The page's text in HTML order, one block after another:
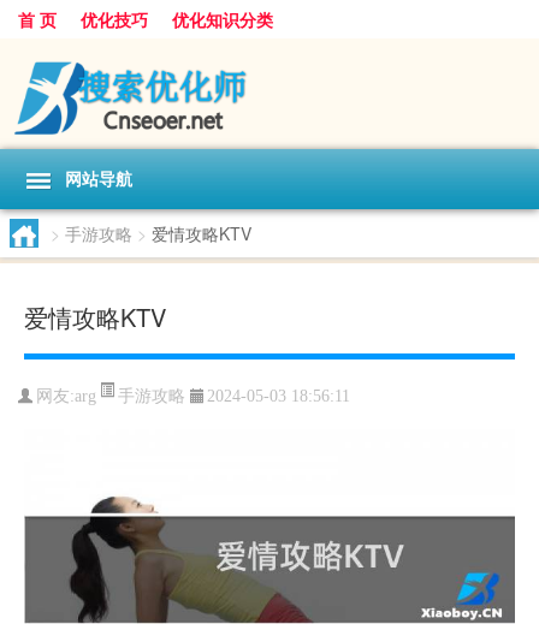
首 页 优化技巧 优化知识分类
网站导航
> 手游攻略 > 爱情攻略KTV
爱情攻略KTV
网友:arg 手游攻略 2024-05-03 18:56:11